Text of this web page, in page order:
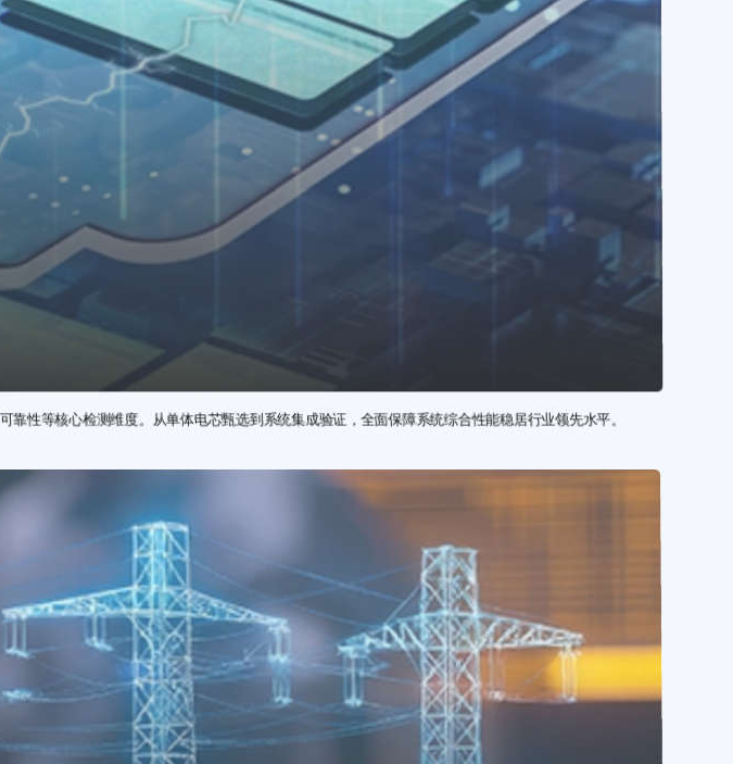
性等核心检测维度。从单体电芯甄选到系统集成验证，全面保障系统综合性能稳居行业领先水平。